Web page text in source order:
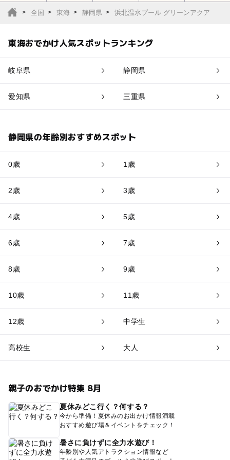
全国 東海 静岡県 浜北温水プール グリーンアクア
東海おでかけ人気スポットランキング
岐阜県 静岡県
愛知県 三重県
静岡県の年齢別おすすめスポット
0歳 1歳
2歳 3歳
4歳 5歳
6歳 7歳
8歳 9歳
10歳 11歳
12歳 中学生
高校生 大人
親子のおでかけ特集 8月
夏休みどこ行く？何する？
今から準備！夏休みのお出かけ情報満載
おすすめ遊び場＆イベントをチェック！
暑さに負けずに全力水遊び！
年齢別や人気アトラクション情報など